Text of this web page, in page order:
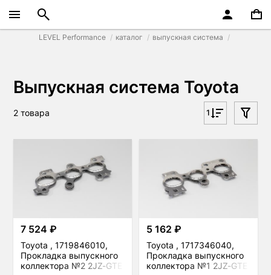
LEVEL Performance каталог выпускная система
Выпускная система Toyota
2 товара 1
7 524 ₽
Toyota , 1719846010,
Прокладка выпускного
коллектора №2 2JZ-GTE
5 162 ₽
Toyota , 1717346040,
Прокладка выпускного
коллектора №1 2JZ-GTE